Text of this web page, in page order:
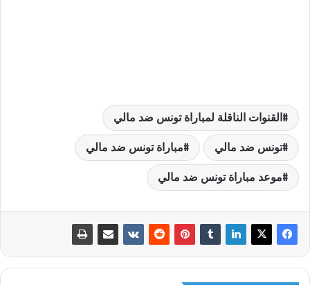
القنوات الناقلة لمباراة تونس ضد مالي
تونس ضد مالي مباراة تونس ضد مالي
موعد مباراة تونس ضد مالي